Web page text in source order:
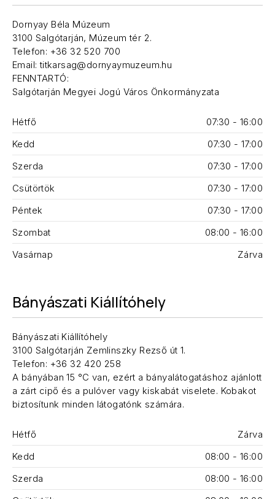
Dornyay Béla Múzeum
3100 Salgótarján, Múzeum tér 2.
Telefon: +36 32 520 700
Email: titkarsag@dornyaymuzeum.hu
FENNTARTÓ:
Salgótarján Megyei Jogú Város Önkormányzata
Hétfő
07:30 - 16:00
Kedd
07:30 - 17:00
Szerda
07:30 - 17:00
Csütörtök
07:30 - 17:00
Péntek
07:30 - 17:00
Szombat
08:00 - 16:00
Vasárnap
Zárva
Bányászati Kiállítóhely
Bányászati Kiállítóhely
3100 Salgótarján Zemlinszky Rezső út 1.
Telefon: +36 32 420 258
A bányában 15 °C van, ezért a bányalátogatáshoz ajánlott
a zárt cipő és a pulóver vagy kiskabát viselete. Kobakot
biztosítunk minden látogatónk számára.
Hétfő
Zárva
Kedd
08:00 - 16:00
Szerda
08:00 - 16:00